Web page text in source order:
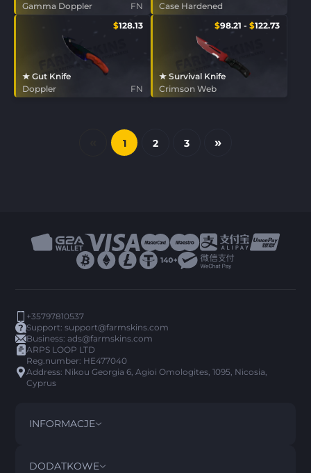
FN
Gamma Doppler
Case Hardened
$128.13
FN
★ Gut Knife
Doppler
$98.21 - $122.73
★ Survival Knife
Crimson Web
1 2 3 »
+35797810537
Support:support@farmskins.com
Business:ads@farmskins.com
ARPS LOOP LTD
Reg.number: HE477040
Address: Nikou Georgia 6, Agioi Omologites, 1095, Nicosia,
Cyprus
INFORMACJE
REGULAMIN
DODATKOWE